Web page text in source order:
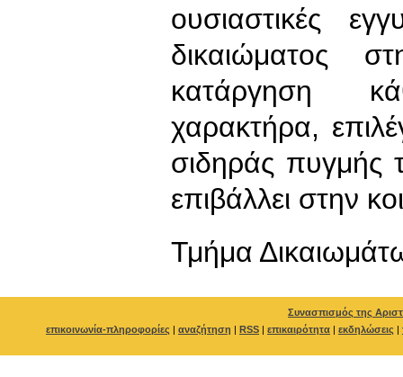
ουσιαστικές
δικαιώματος
κατάργηση
χαρακτήρα,
σιδηράς πυγμής
επιβάλλει στην
Τμήμα
Συνασπισμός της
επικοινωνία-πληροφορίες | αναζήτηση | RSS | επικαιρότητα | εκδηλώσεις |